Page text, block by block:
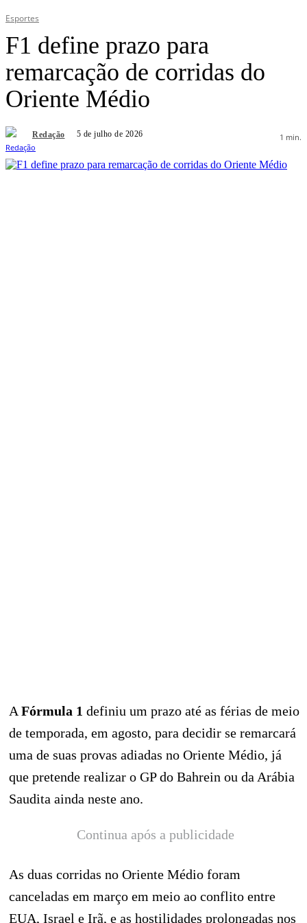
Esportes
F1 define prazo para
remarcação de corridas do
Oriente Médio
Redação 5 de julho de 2026 1 min.
A Fórmula 1 definiu um prazo até as férias de meio
de temporada, em agosto, para decidir se remarcará
uma de suas provas adiadas no Oriente Médio, já
que pretende realizar o GP do Bahrein ou da Arábia
Saudita ainda neste ano.
Continua após a publicidade
As duas corridas no Oriente Médio foram
canceladas em março em meio ao conflito entre
EUA, Israel e Irã, e as hostilidades prolongadas nos